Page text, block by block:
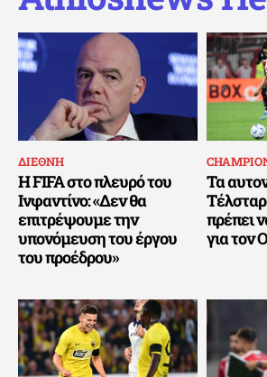
ΔΙΕΘΝΗ
Η FIFA στο πλευρό του
Ινφαντίνο: «Δεν θα
επιτρέψουμε την
υπονόμευση του έργου
του προέδρου»
Τα
πρέπει
για τον